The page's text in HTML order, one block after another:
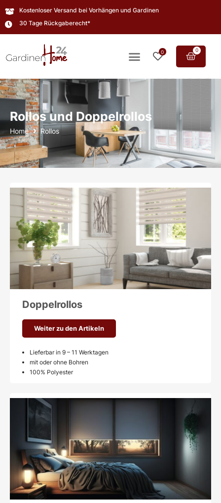
Kostenloser Versand bei Vorhängen und Gardinen
30 Tage Rückgaberecht*
0 0
Rollos und Doppelrollos
Home Rollos
Doppelrollos
Weiter zu den Artikeln
Lieferbar in 9 – 11 Werktagen
mit oder ohne Bohren
100% Polyester